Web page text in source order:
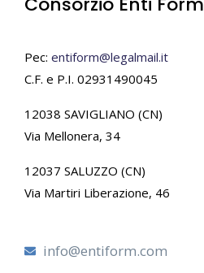
Pec: entiform@legalmail.it
C.F. e P.I. 02931490045
12038 SAVIGLIANO (CN)
Via Mellonera, 34
12037 SALUZZO (CN)
Via Martiri Liberazione, 46
info@entiform.com